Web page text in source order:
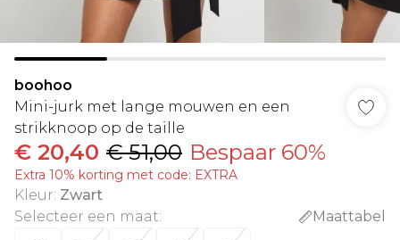
boohoo
Mini-jurk met lange mouwen en een
strikknoop op de taille
€ 20,40 € 51,00 Bespaar 60%
Extra 10% korting met code: EXTRA
Kleur: Zwart
Selecteer een maat:
Maattabel